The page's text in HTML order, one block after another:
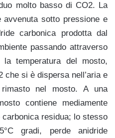
molto basso di CO2. La
sotto pressione e
carbonica prodotta dal
passando attraverso
la temperatura del mosto,
che si è dispersa nell’aria e
nel mosto. A una
contiene mediamente
residua; lo stesso
gradi, perde anidride